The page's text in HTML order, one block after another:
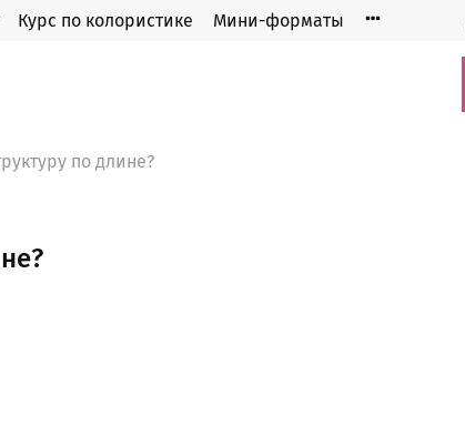
Курс по колористике Мини-форматы
по длине?